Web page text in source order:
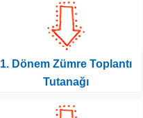
1. Dönem Zümre Toplantı
Tutanağı